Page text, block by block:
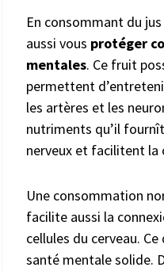
En consommant du
aussi vous protéger
mentales. Ce fruit
permettent
les artères et les
nutriments qu’il
nerveux et facilitent la
Une consommation
facilite aussi la
cellules du cerveau.
santé mentale solide.